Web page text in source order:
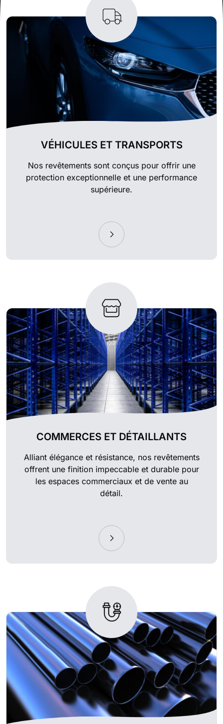
VÉHICULES ET TRANSPORTS
Nos revêtements sont conçus pour offrir une
protection exceptionnelle et une performance
supérieure.
COMMERCES ET DÉTAILLANTS
Alliant élégance et résistance, nos revêtements
offrent une finition impeccable et durable pour
les espaces commerciaux et de vente au
détail.